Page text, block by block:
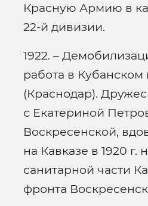
Красную Армию в
22-й дивизии.
1922. –
работа в Кубанском
(Краснодар).
с Екатериной
Воскресенской,
на Кавказе в 1920 г.
санитарной части
фронта